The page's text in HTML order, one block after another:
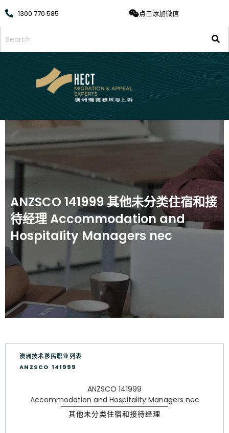
1300 770 585 点击添加微信
ANZSCO 141999 其他未分类住宿和接
待经理 Accommodation and
Hospitality Managers nec
澳洲技术移民职业列表
ANZSCO 141999
ANZSCO 141999
Accommodation and Hospitality Managers nec
其他未分类住宿和接待经理